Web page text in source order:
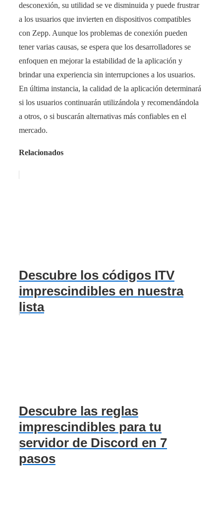
desconexión, su utilidad se ve disminuida y puede frustrar
a los usuarios que invierten en dispositivos compatibles
con Zepp. Aunque los problemas de conexión pueden
tener varias causas, se espera que los desarrolladores se
enfoquen en mejorar la estabilidad de la aplicación y
brindar una experiencia sin interrupciones a los usuarios.
En última instancia, la calidad de la aplicación determinará
si los usuarios continuarán utilizándola y recomendándola
a otros, o si buscarán alternativas más confiables en el
mercado.
Relacionados
Descubre los códigos ITV
imprescindibles en nuestra
lista
Descubre las reglas
imprescindibles para tu
servidor de Discord en 7
pasos